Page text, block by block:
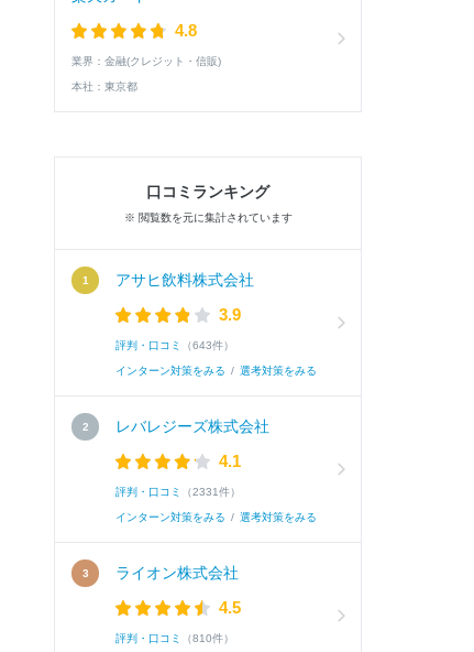
4.8
業界： 金融(クレジット・信販)
本社： 東京都
口コミランキング
※ 閲覧数を元に集計されています
アサヒ飲料株式会社
3.9
評判・口コミ （643件）
インターン対策をみる / 選考対策をみる
レバレジーズ株式会社
4.1
評判・口コミ （2331件）
インターン対策をみる / 選考対策をみる
ライオン株式会社
4.5
評判・口コミ （810件）